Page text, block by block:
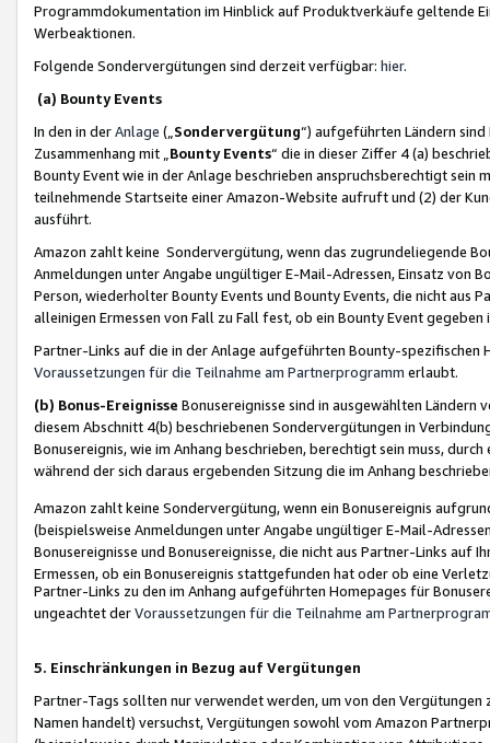
Programmdokumentation im Hinblick auf Produktverkäufe geltende
Werbeaktionen.
Folgende Sondervergütungen sind derzeit verfügbar: hier.
(a) Bounty Events
In den in derAnlage („ Sondervergütung“) aufgeführten Ländern
Zusammenhang mit „ Bounty Events“ die in dieser Ziffer 4 (a)
Bounty Event wie in der Anlage beschrieben anspruchsberechtigt sein
teilnehmende Startseite einer Amazon-Website aufruft und (2) der
ausführt.
Amazon zahlt keine Sondervergütung, wenn das zugrundeliegende
Anmeldungen unter Angabe ungültiger E-Mail-Adressen, Einsatz von
Person, wiederholter Bounty Events und Bounty Events, die nicht
alleinigen Ermessen von Fall zu Fall fest, ob ein Bounty Event
Partner-Links auf die in der Anlage aufgeführten Bounty-spezifischen
Voraussetzungen für die Teilnahme am Partnerprogramm erlaubt.
(b) Bonus-Ereignisse Bonusereignisse sind in ausgewählten Ländern
diesem Abschnitt 4(b) beschriebenen Sondervergütungen in
Bonusereignis, wie im Anhang beschrieben, berechtigt sein muss,
während der sich daraus ergebenden Sitzung die im Anhang
Amazon zahlt keine Sondervergütung, wenn ein Bonusereignis
(beispielsweise Anmeldungen unter Angabe ungültiger E-Mail-
Bonusereignisse und Bonusereignisse, die nicht aus Partner-Links auf
Ermessen, ob ein Bonusereignis stattgefunden hat oder ob eine
Partner-Links zu den im Anhang aufgeführten Homepages für
ungeachtet derVoraussetzungen für die Teilnahme am
5. Einschränkungen in Bezug auf Vergütungen
Partner-Tags sollten nur verwendet werden, um von den
Namen handelt) versuchst, Vergütungen sowohl vom Amazon